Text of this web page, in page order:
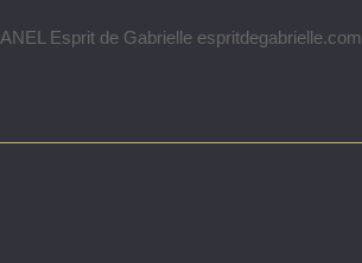
Esprit de Gabrielle espritdegabrielle.com